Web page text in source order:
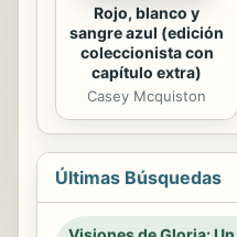
Rojo, blanco y
sangre azul (edición
coleccionista con
capítulo extra)
Casey Mcquiston
Últimas Búsquedas